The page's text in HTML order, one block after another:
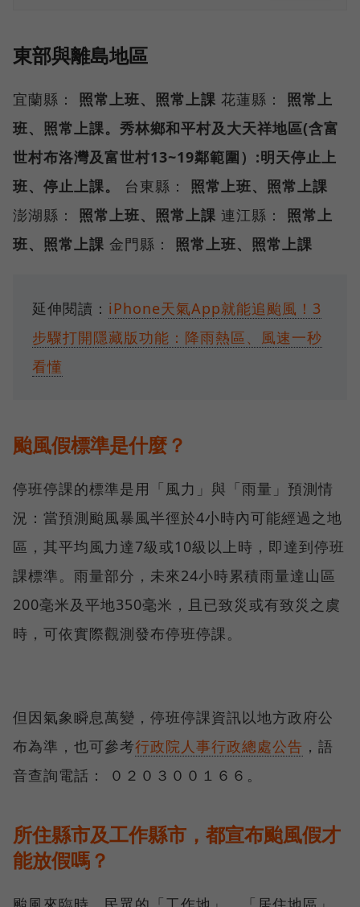
東部與離島地區
宜蘭縣： 照常上班、照常上課 花蓮縣： 照常上
班、照常上課。秀林鄉和平村及大天祥地區(含富
世村布洛灣及富世村13~19鄰範圍）:明天停止上
班、停止上課。
台東縣： 照常上班、照常上課
澎湖縣： 照常上班、照常上課 連江縣： 照常上
班、照常上課 金門縣： 照常上班、照常上課
延伸閱讀： iPhone天氣App就能追颱風！3
步驟打開隱藏版功能：降雨熱區、風速一秒
看懂
颱風假標準是什麼？
停班停課的標準是用「風力」與「雨量」預測情
況：當預測颱風暴風半徑於4小時內可能經過之地
區，其平均風力達7級或10級以上時，即達到停班
課標準。雨量部分，未來24小時累積雨量達山區
200毫米及平地350毫米，且已致災或有致災之虞
時，可依實際觀測發布停班停課。
但因氣象瞬息萬變，停班停課資訊以地方政府公
布為準，也可參考行政院人事行政總處公告 ，語
音查詢電話： ０２０３００１６６。
所住縣市及工作縣市，都宣布颱風假才
能放假嗎？